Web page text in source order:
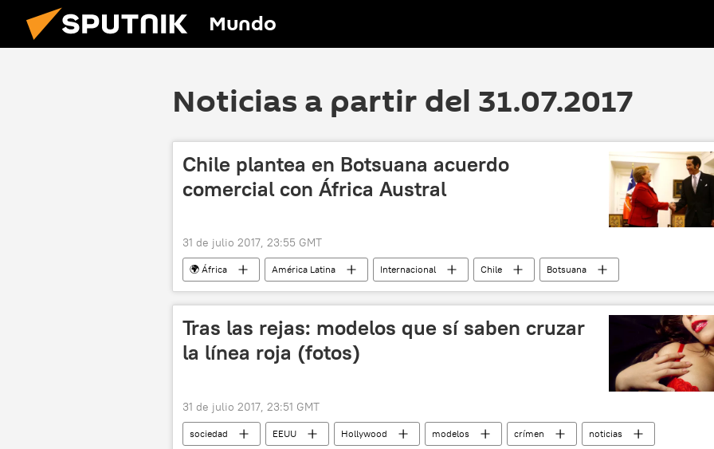
Mundo
Noticias a partir del 31.07.2017
Chile plantea en Botsuana acuerdo
comercial con África Austral
31 de julio 2017, 23:55 GMT
🌍 África América Latina Internacional Chile
Botsuana
Michelle Bachelet
relaciones económicas noticias
Tras las rejas: modelos que sí saben cruzar
la línea roja (fotos)
31 de julio 2017, 23:51 GMT
sociedad EEUU Hollywood modelos crímen noticias